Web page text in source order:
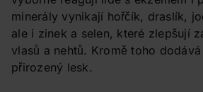
minerály vynikají hořčík, draslík,
ale i zinek a selen, které zlepšují
vlasů a nehtů. Kromě toho
přirozený lesk.